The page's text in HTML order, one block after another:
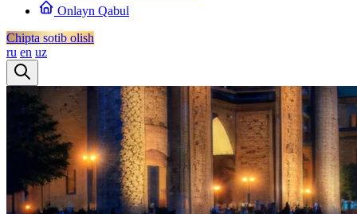
Onlayn Qabul
Chipta sotib olish
ru en uz